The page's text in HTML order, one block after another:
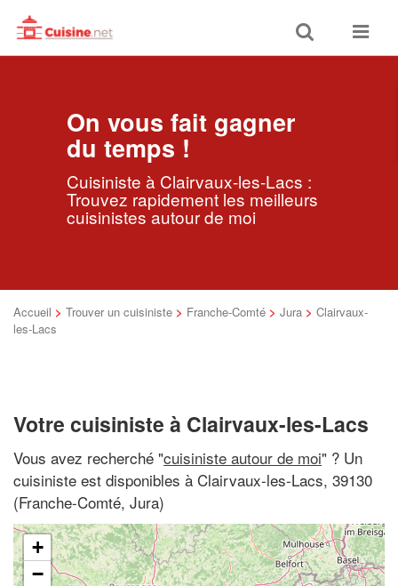
Toggle
search
Toggle
On vous fait gagner
du temps !
Cuisiniste à Clairvaux-les-Lacs :
Trouvez rapidement les meilleurs
cuisinistes autour de moi
Accueil > Trouver un cuisiniste > Franche-Comté > Jura > Clairvaux-
les-Lacs
Votre cuisiniste à Clairvaux-les-Lacs
Vous avez recherché "cuisiniste autour de moi" ? Un
cuisiniste est disponibles à Clairvaux-les-Lacs, 39130
(Franche-Comté, Jura)
+
−